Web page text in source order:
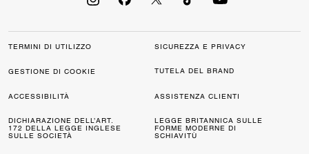
TERMINI DI UTILIZZO SICUREZZA E PRIVACY
GESTIONE DI COOKIE TUTELA DEL BRAND
ACCESSIBILITÀ ASSISTENZA CLIENTI
DICHIARAZIONE DELL’ART.
172 DELLA LEGGE INGLESE
SULLE SOCIETÀ
LEGGE BRITANNICA SULLE
FORME MODERNE DI
SCHIAVITÙ